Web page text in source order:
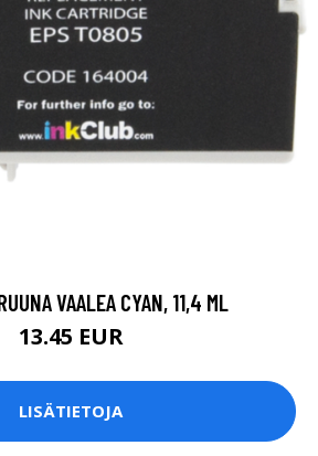
VAALEA CYAN, 11,4 ML
13.45 EUR
LISÄTIETOJA